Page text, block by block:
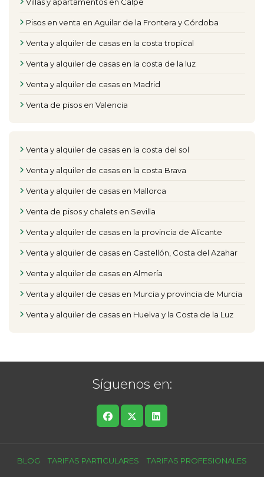
Villas y apartamentos en Calpe
Pisos en venta en Aguilar de la Frontera y Córdoba
Venta y alquiler de casas en la costa tropical
Venta y alquiler de casas en la costa de la luz
Venta y alquiler de casas en Madrid
Venta de pisos en Valencia
Venta y alquiler de casas en la costa del sol
Venta y alquiler de casas en la costa Brava
Venta y alquiler de casas en Mallorca
Venta de pisos y chalets en Sevilla
Venta y alquiler de casas en la provincia de Alicante
Venta y alquiler de casas en Castellón, Costa del Azahar
Venta y alquiler de casas en Almería
Venta y alquiler de casas en Murcia y provincia de Murcia
Venta y alquiler de casas en Huelva y la Costa de la Luz
Síguenos en:
BLOG TARIFAS PARTICULARES TARIFAS PROFESIONALES